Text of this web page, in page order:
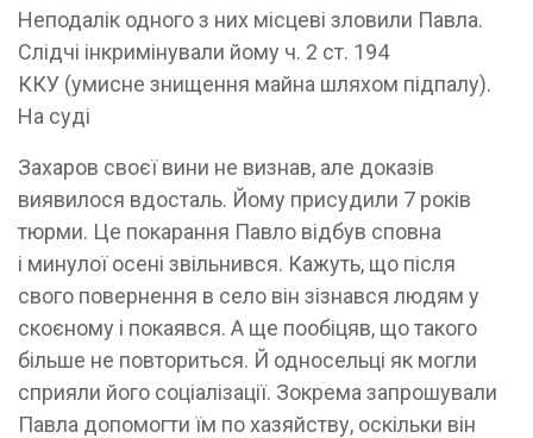
Неподалік одного з них місцеві зловили Павла.
Слідчі інкримінували йому ч. 2 ст. 194
ККУ (умисне знищення майна шляхом підпалу).
На суді
Захаров своєї вини не визнав, але доказів
виявилося вдосталь. Йому присудили 7 років
тюрми. Це покарання Павло відбув сповна
і минулої осені звільнився. Кажуть, що після
свого повернення в село він зізнався людям у
скоєному і покаявся. А ще пообіцяв, що такого
більше не повториться. Й односельці як могли
сприяли його соціалізації. Зокрема запрошували
Павла допомогти їм по хазяйству, оскільки він